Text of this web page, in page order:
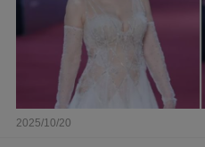
2025/10/20